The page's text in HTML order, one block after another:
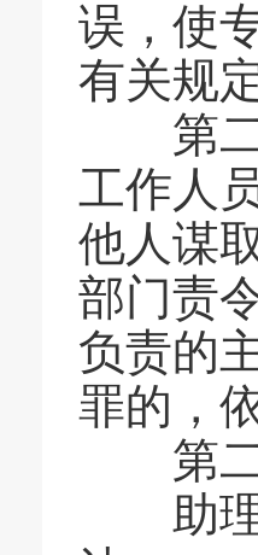
误，使
有关规
第二
工作人
他人谋
部门责
负责的
罪的，
第二
助理